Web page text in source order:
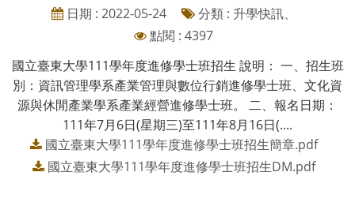
日期 : 2022-05-24
分類 : 升學快訊、
點閱 : 4397
國立臺東大學111學年度進修學士班招生 說明： 一、招生班
別：資訊管理學系產業管理與數位行銷進修學士班、文化資
源與休閒產業學系產業經營進修學士班。 二、報名日期：
111年7月6日(星期三)至111年8月16日(....
國立臺東大學111學年度進修學士班招生簡章.pdf
國立臺東大學111學年度進修學士班招生DM.pdf